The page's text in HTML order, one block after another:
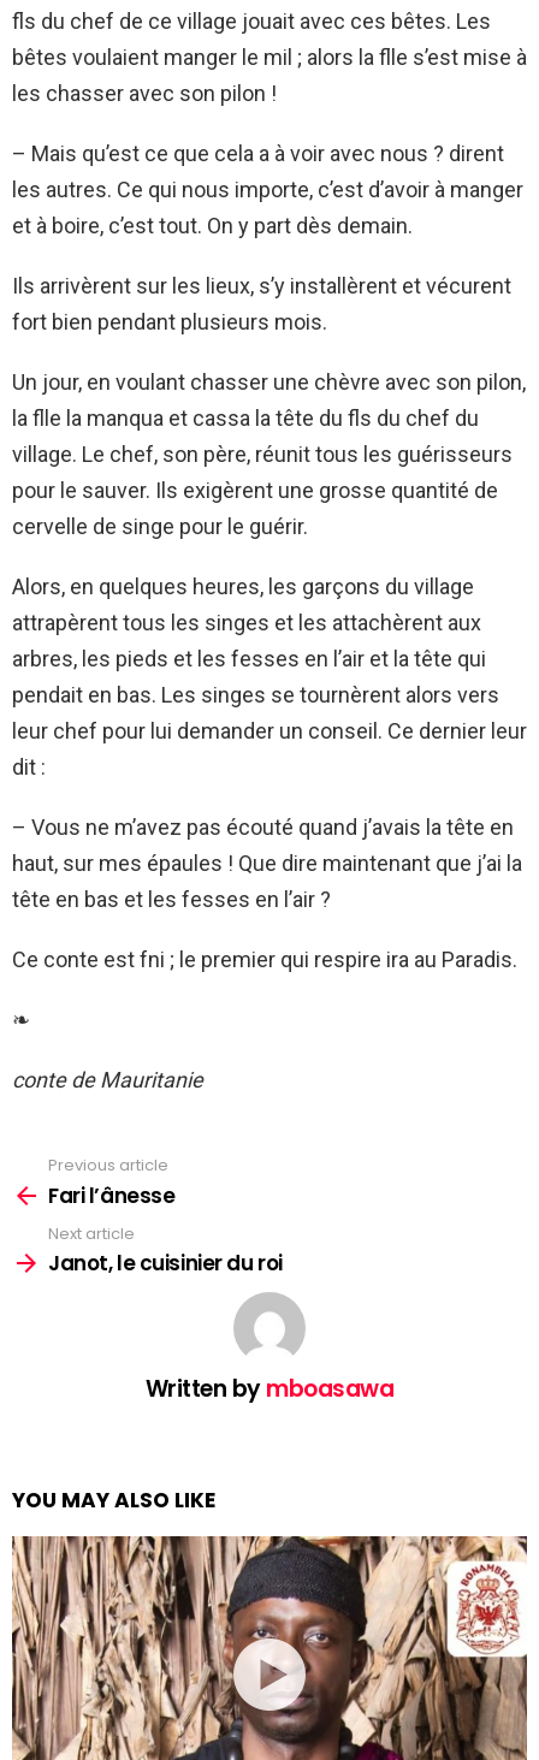
fls du chef de ce village jouait avec ces bêtes. Les
bêtes voulaient manger le mil ; alors la flle s’est mise à
les chasser avec son pilon !
– Mais qu’est ce que cela a à voir avec nous ? dirent
les autres. Ce qui nous importe, c’est d’avoir à manger
et à boire, c’est tout. On y part dès demain.
Ils arrivèrent sur les lieux, s’y installèrent et vécurent
fort bien pendant plusieurs mois.
Un jour, en voulant chasser une chèvre avec son pilon,
la flle la manqua et cassa la tête du fls du chef du
village. Le chef, son père, réunit tous les guérisseurs
pour le sauver. Ils exigèrent une grosse quantité de
cervelle de singe pour le guérir.
Alors, en quelques heures, les garçons du village
attrapèrent tous les singes et les attachèrent aux
arbres, les pieds et les fesses en l’air et la tête qui
pendait en bas. Les singes se tournèrent alors vers
leur chef pour lui demander un conseil. Ce dernier leur
dit :
– Vous ne m’avez pas écouté quand j’avais la tête en
haut, sur mes épaules ! Que dire maintenant que j’ai la
tête en bas et les fesses en l’air ?
Ce conte est fni ; le premier qui respire ira au Paradis.
❧
conte de Mauritanie
more
Previous article
Fari l’ânesse
Next article
Janot, le cuisinier du roi
Written bymboasawa
YOU MAY ALSO LIKE